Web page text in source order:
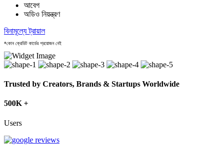
আবেগ
অডিও নিয়ন্ত্রণ
বিনামূল্যে ট্রায়াল
*কোন ক্রেডিট কার্ডের প্রয়োজন নেই
Trusted by Creators, Brands & Startups Worldwide
500K +
Users